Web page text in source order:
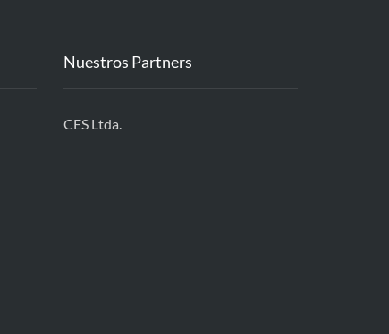
Nuestros Partners
CES Ltda.